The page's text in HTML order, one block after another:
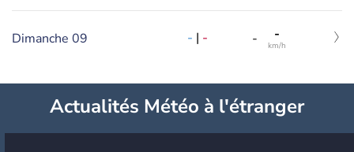
Dimanche 09 - | - - -
km/h
Actualités Météo à l'étranger